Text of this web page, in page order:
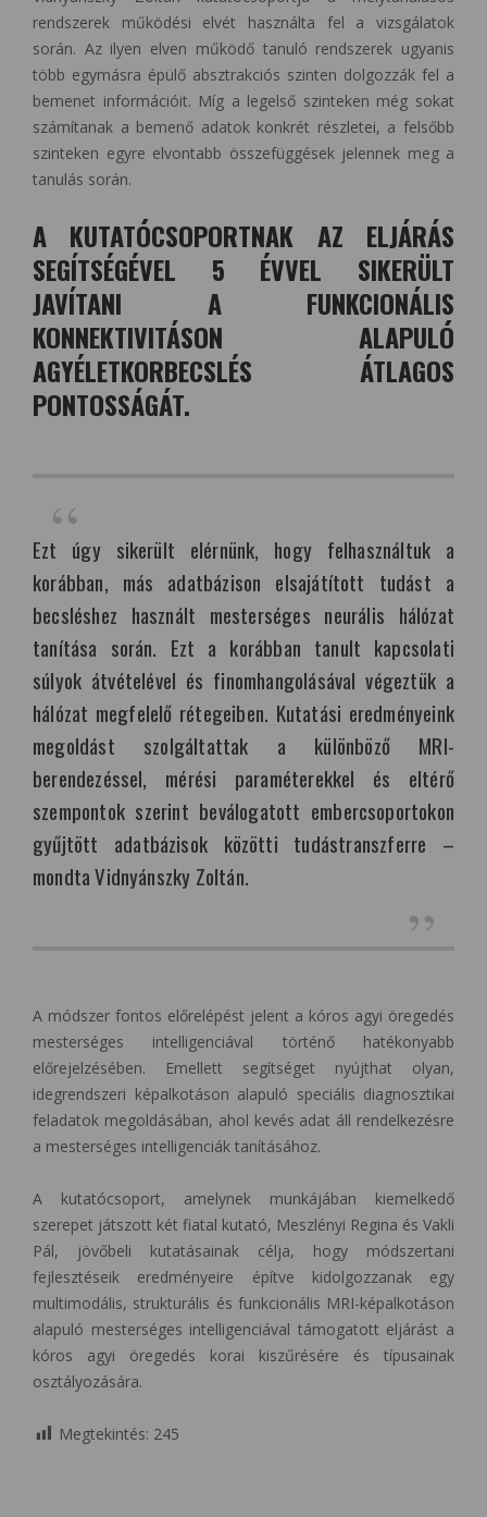
rendszerek működési elvét használta fel a vizsgálatok
során. Az ilyen elven működő tanuló rendszerek ugyanis
több egymásra épülő absztrakciós szinten dolgozzák fel a
bemenet információit. Míg a legelső szinteken még sokat
számítanak a bemenő adatok konkrét részletei, a felsőbb
szinteken egyre elvontabb összefüggések jelennek meg a
tanulás során.
A KUTATÓCSOPORTNAK AZ ELJÁRÁS
SEGÍTSÉGÉVEL 5 ÉVVEL SIKERÜLT
JAVÍTANI A FUNKCIONÁLIS
KONNEKTIVITÁSON ALAPULÓ
AGYÉLETKORBECSLÉS ÁTLAGOS
PONTOSSÁGÁT.
Ezt úgy sikerült elérnünk, hogy felhasználtuk a
korábban, más adatbázison elsajátított tudást a
becsléshez használt mesterséges neurális hálózat
tanítása során. Ezt a korábban tanult kapcsolati
súlyok átvételével és finomhangolásával végeztük a
hálózat megfelelő rétegeiben. Kutatási eredményeink
megoldást szolgáltattak a különböző MRI-
berendezéssel, mérési paraméterekkel és eltérő
szempontok szerint beválogatott embercsoportokon
gyűjtött adatbázisok közötti tudástranszferre –
mondta Vidnyánszky Zoltán.
A módszer fontos előrelépést jelent a kóros agyi öregedés
mesterséges intelligenciával történő hatékonyabb
előrejelzésében. Emellett segítséget nyújthat olyan,
idegrendszeri képalkotáson alapuló speciális diagnosztikai
feladatok megoldásában, ahol kevés adat áll rendelkezésre
a mesterséges intelligenciák tanításához.
A kutatócsoport, amelynek munkájában kiemelkedő
szerepet játszott két fiatal kutató, Meszlényi Regina és Vakli
Pál, jövőbeli kutatásainak célja, hogy módszertani
fejlesztéseik eredményeire építve kidolgozzanak egy
multimodális, strukturális és funkcionális MRI-képalkotáson
alapuló mesterséges intelligenciával támogatott eljárást a
kóros agyi öregedés korai kiszűrésére és típusainak
osztályozására.
Megtekintés: 245